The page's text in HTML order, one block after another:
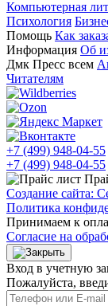
Компьютерная
Психология
Помощь Как
Информация Об
Дмк Пресс всем
Читателям
+7 (499) 948-04-55
+7 (499) 948-04-55
Создание сайта:
Политика
Принимаем к
Согласие на
Вход в учетную
Пожалуйста,